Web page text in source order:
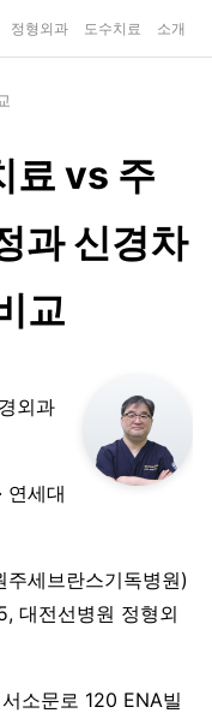
정형외과 도수치료 소개
료 vs 주
과 신경차
교
외과
연세대
세브란스기독병원)
대전선병원 정형외
소문로 120 ENA빌